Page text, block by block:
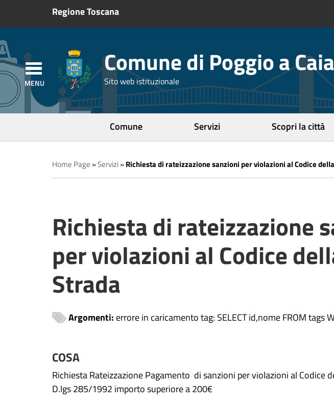
Regione Toscana
Comune di Poggio a
Sito web istituzionale
Comune Servizi Scopri la città
Home Page »Servizi»Richiesta di rateizzazione sanzioni per violazioni al Codice
Richiesta di rateizzazione
per violazioni al Codice
Strada
Argomenti: errore in caricamento tag: SELECT id,nome FROM tags
COSA
Richiesta Rateizzazione Pagamento di sanzioni per violazioni al Codice
D.lgs 285/1992 importo superiore a 200€